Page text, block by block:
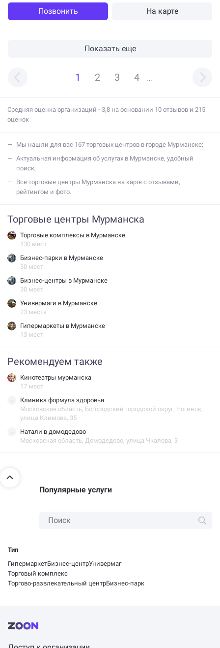
Позвонить На карте
Показать еще
1 2 3 4 …
Средняя оценка организаций - 3,8 на основании 10 отзывов и 215
оценок
мы нашли для вас 167 торговых центров в городе Мурманске;
актуальная информация об услугах в Мурманске, удобный
поиск;
все торговые центры Мурманска на карте с отзывами,
рейтингом и фото.
Торговые центры Мурманска
Торговые комплексы в Мурманске
130 мест
Бизнес-парки в Мурманске
30 мест
Бизнес-центры в Мурманске
30 мест
Универмаги в Мурманске
23 места
Гипермаркеты в Мурманске
13 мест
Рекомендуем также
кинотеатры мурманска
17 мест
клиника формула здоровья
Московская область, Богородский городской округ, Ногинск,
улица Климова, 35
натали в домодедово
Московская область, Домодедово, улица Чкалова, 3
Популярные услуги
Тип
ГипермаркетБизнес-центрУнивермаг
Торговый комплекс
Торгово-развлекательный центрБизнес-парк